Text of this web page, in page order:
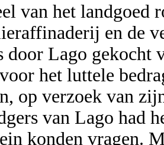
van het landgoed
en de
door Lago gekocht
het luttele
op verzoek van
van Lago had
konden vragen.